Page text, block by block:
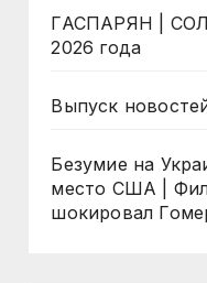
ГАСПАРЯН |
2026 года
Выпуск
Безумие на
место США |
шокировал